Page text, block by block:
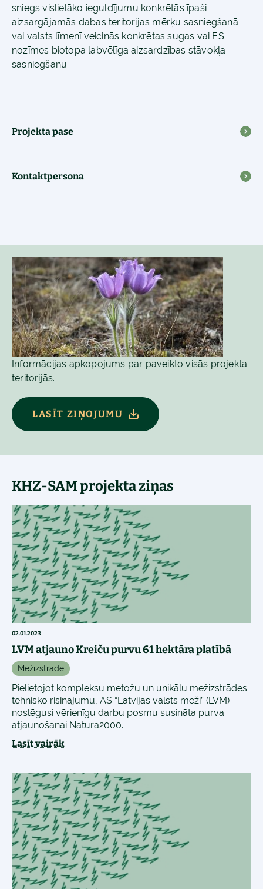
sniegs vislielāko ieguldījumu konkrētās īpaši
aizsargājamās dabas teritorijas mērķu sasniegšanā
vai valsts līmenī veicinās konkrētas sugas vai ES
nozīmes biotopa labvēlīga aizsardzības stāvokļa
sasniegšanu.
Projekta pase
Kontaktpersona
Informācijas apkopojums par paveikto visās projekta
teritorijās.
LASĪT ZIŅOJUMU
KHZ-SAM projekta ziņas
02.01.2023
LVM atjauno Kreiču purvu 61 hektāra platībā
Mežizstrāde
Pielietojot kompleksu metožu un unikālu mežizstrādes
tehnisko risinājumu, AS “Latvijas valsts meži” (LVM)
noslēgusi vērienīgu darbu posmu susināta purva
atjaunošanai Natura2000...
Lasīt vairāk